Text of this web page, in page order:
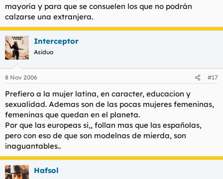
mayoría y para que se consuelen los que no podrán
calzarse una extranjera.
Interceptor
Asiduo
8 Nov 2006 #17
Prefiero a la mujer latina, en caracter, educacion y
sexualidad. Ademas son de las pocas mujeres femeninas,
femeninas que quedan en el planeta.
Por que las europeas si,, follan mas que las españolas,
pero con eso de que son modelnas de mierda, son
inaguantables..
Hafsol